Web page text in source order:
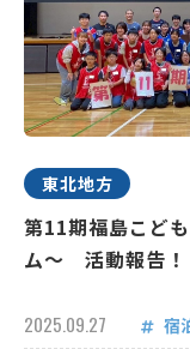
東北地方
第11期福島こど
ム～ 活動報告！
2025.09.27 宿